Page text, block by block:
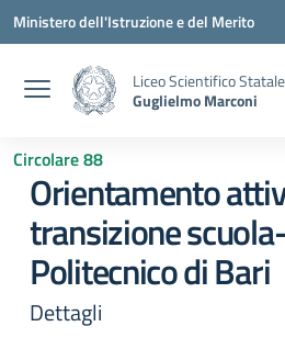
Vai ai contenuti
Vai al menu di navigazione
Vai al footer
Ministero dell'Istruzione e del Merito
Liceo Scientifico Statale
Guglielmo Marconi
Circolare 88
Orientamento
transizione
Politecnico di Bari
Dettagli